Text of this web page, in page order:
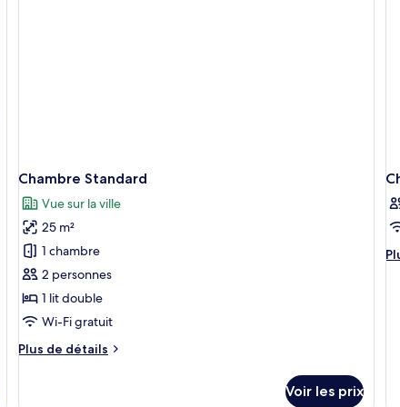
Chambre Standard
Vue sur la ville
25 m²
1 chambre
2 personnes
1 lit double
Wi-Fi gratuit
Plus de détails
Plus
Voir les prix